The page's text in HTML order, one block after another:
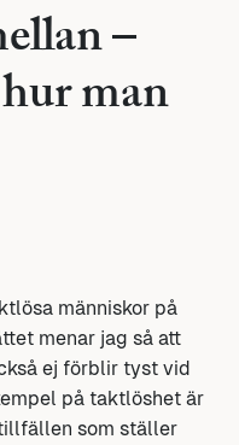
–
man
människor på
menar jag så att
ej förblir tyst vid
på taktlöshet är
som ställer